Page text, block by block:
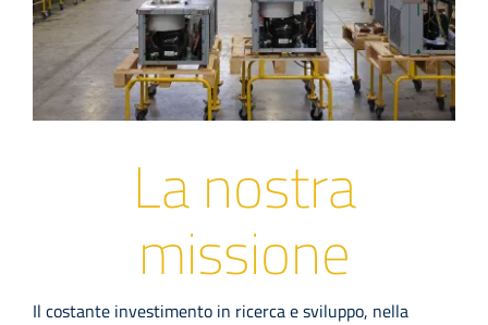
EVENTI
FAQs
La nostra
missione
Il costante investimento in ricerca e sviluppo, nella